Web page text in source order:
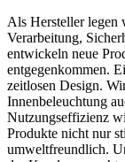
Als Hersteller legen
Verarbeitung,
entwickeln neue
entgegenkommen.
zeitlosen Design.
Innenbeleuchtung
Nutzungseffizienz
Produkte nicht nur
umweltfreundlich.